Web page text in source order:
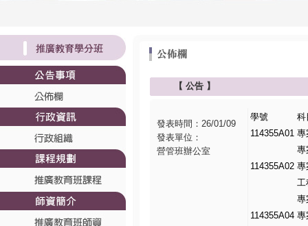
【 公告 】
發表時間：26/01/09
發表單位：
營管班辦公室
學號
科
114355A01 專
專
114355A02 專
工
專
114355A04 專